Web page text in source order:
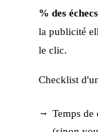
% des
la publicité
le clic.
Checklist
Temps de